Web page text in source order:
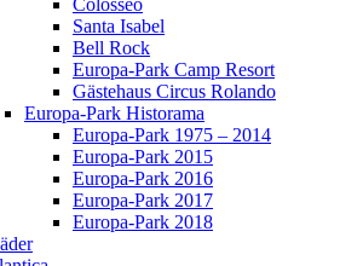
Colosseo
Santa Isabel
Bell Rock
Europa-Park Camp Resort
Gästehaus Circus Rolando
Europa-Park Historama
Europa-Park 1975 – 2014
Europa-Park 2015
Europa-Park 2016
Europa-Park 2017
Europa-Park 2018